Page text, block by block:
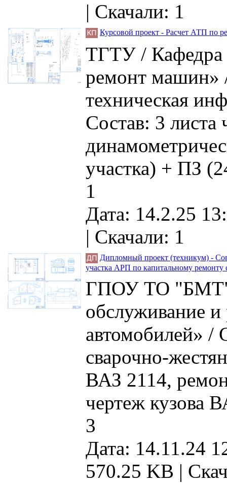
| Скачали: 1
Курсовой проект - Расчет АТП по
ТГТУ / Кафедра
ремонт машин»
техническая
Состав: 3 листа
участка) + ПЗ
1
Дата: 14.2.25
| Скачали: 1
Дипломный проект (техникум) -
участка АРП по капитальному ремонту
ГПОУ ТО "БМТ" /
обслуживание и
автомобилей» /
сварочно-
ВАЗ 2114,
чертеж кузова
3
Дата: 14.11.24
570.25 KB |